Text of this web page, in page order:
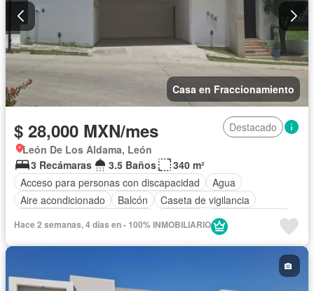
Permite niños
Sin amueblar
Casa en Fraccionamiento
$ 28,000 MXN/mes
Destacado
León De Los Aldama, León
3 Recámaras
3.5 Baños
340 m²
Acceso para personas con discapacidad
Agua
Aire acondicionado
Balcón
Caseta de vigilancia
Cocina equipada
Cuarto de servicio
Televisión por cable
Terraza Vista panorámica
Hace 2 semanas, 4 días en - 100% INMOBILIARIO